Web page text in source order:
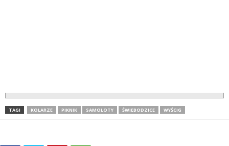
TAGI KOLARZE PIKNIK SAMOLOTY ŚWIEBODZICE WYŚCIG